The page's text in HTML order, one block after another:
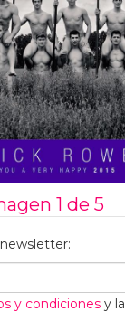
1 de 5
y condiciones y la